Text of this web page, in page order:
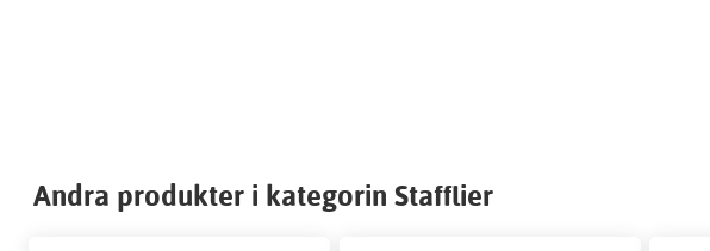
Andra produkter i kategorin Stafflier